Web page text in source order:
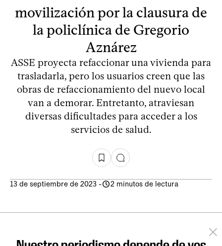
movilización por la clausura de
la policlínica de Gregorio
Aznárez
ASSE proyecta refaccionar una vivienda para
trasladarla, pero los usuarios creen que las
obras de refaccionamiento del nuevo local
van a demorar. Entretanto, atraviesan
diversas dificultades para acceder a los
servicios de salud.
13 de septiembre de 2023 - 2 minutos de lectura